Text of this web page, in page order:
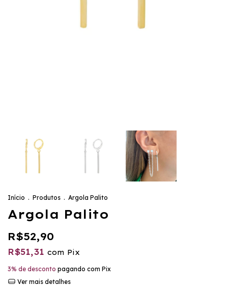
Início . Produtos . Argola Palito
Argola Palito
R$52,90
R$51,31 com Pix
3% de desconto pagando com Pix
Ver mais detalhes